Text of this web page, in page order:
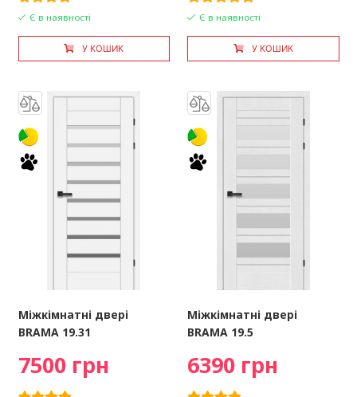
Є в наявності
У КОШИК
Є в наявності
У КОШИК
Міжкімнатні двері
BRAMA 19.31
7500 грн
Міжкімнатні двері
BRAMA 19.5
6390 грн